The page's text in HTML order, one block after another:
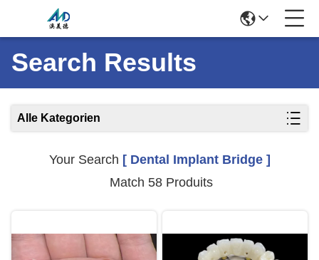
Search Results
Alle Kategorien
Your Search [ Dental Implant Bridge ]
Match 58 Produits